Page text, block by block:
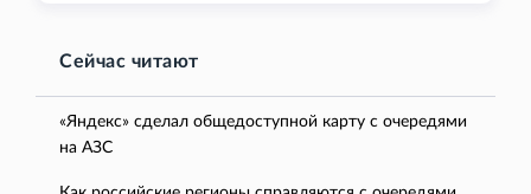
Сейчас читают
«Яндекс» сделал общедоступной карту с очередями
на АЗС